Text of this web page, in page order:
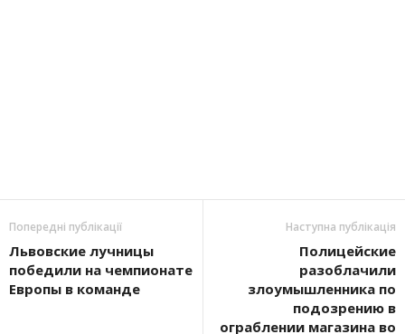
Попередні публікації
Львовские лучницы
победили на чемпионате
Европы в команде
Наступна публікація
Полицейские
разоблачили
злоумышленника по
подозрению в
ограблении магазина во